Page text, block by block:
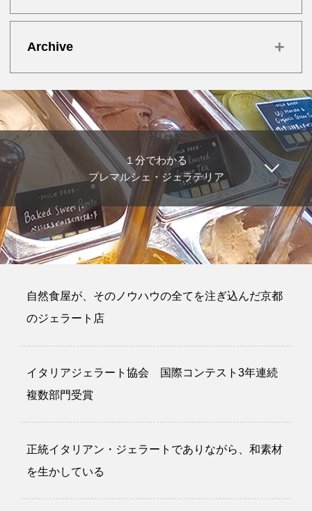
Archive +
１分でわかる
プレマルシェ・ジェラテリア
自然食屋が、そのノウハウの全てを注ぎ込んだ京都
のジェラート店
イタリアジェラート協会 国際コンテスト3年連続
複数部門受賞
正統イタリアン・ジェラートでありながら、和素材
を生かしている